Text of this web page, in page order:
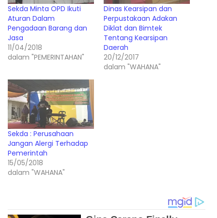
Sekda Minta OPD Ikuti
Aturan Dalam
Pengadaan Barang dan
Jasa
11/04/2018
dalam "PEMERINTAHAN"
Dinas Kearsipan dan
Perpustakaan Adakan
Diklat dan Bimtek
Tentang Kearsipan
Daerah
20/12/2017
dalam "WAHANA"
Sekda : Perusahaan
Jangan Alergi Terhadap
Pemerintah
15/05/2018
dalam "WAHANA"